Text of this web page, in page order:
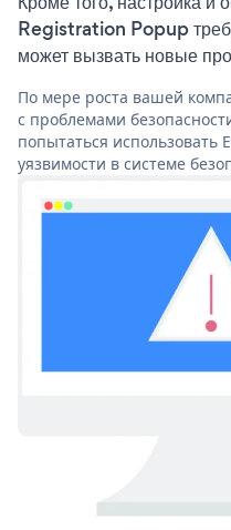
Registration Popup
может вызвать новые
По мере роста вашей
с проблемами
попытаться использовать
уязвимости в системе